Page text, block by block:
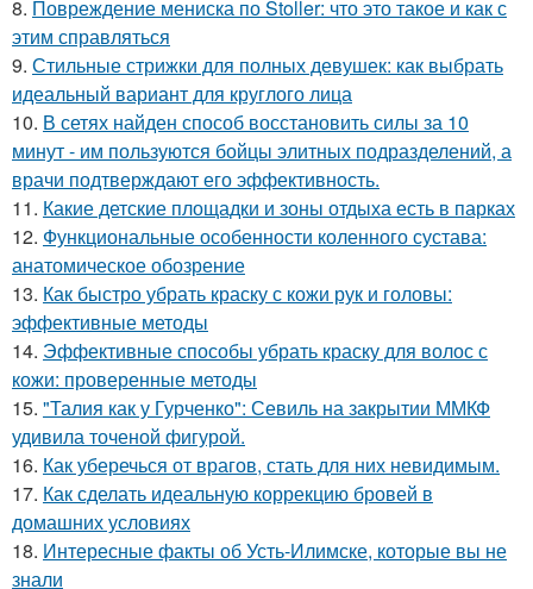
8. Повреждение мениска по Stoller: что это такое и как с
этим справляться
9. Стильные стрижки для полных девушек: как выбрать
идеальный вариант для круглого лица
10. В сетях найден способ восстановить силы за 10
минут - им пользуются бойцы элитных подразделений, а
врачи подтверждают его эффективность.
11. Какие детские площадки и зоны отдыха есть в парках
12. Функциональные особенности коленного сустава:
анатомическое обозрение
13. Как быстро убрать краску с кожи рук и головы:
эффективные методы
14. Эффективные способы убрать краску для волос с
кожи: проверенные методы
15. "Талия как у Гурченко": Севиль на закрытии ММКФ
удивила точеной фигурой.
16. Как уберечься от врагов, стать для них невидимым.
17. Как сделать идеальную коррекцию бровей в
домашних условиях
18. Интересные факты об Усть-Илимске, которые вы не
знали